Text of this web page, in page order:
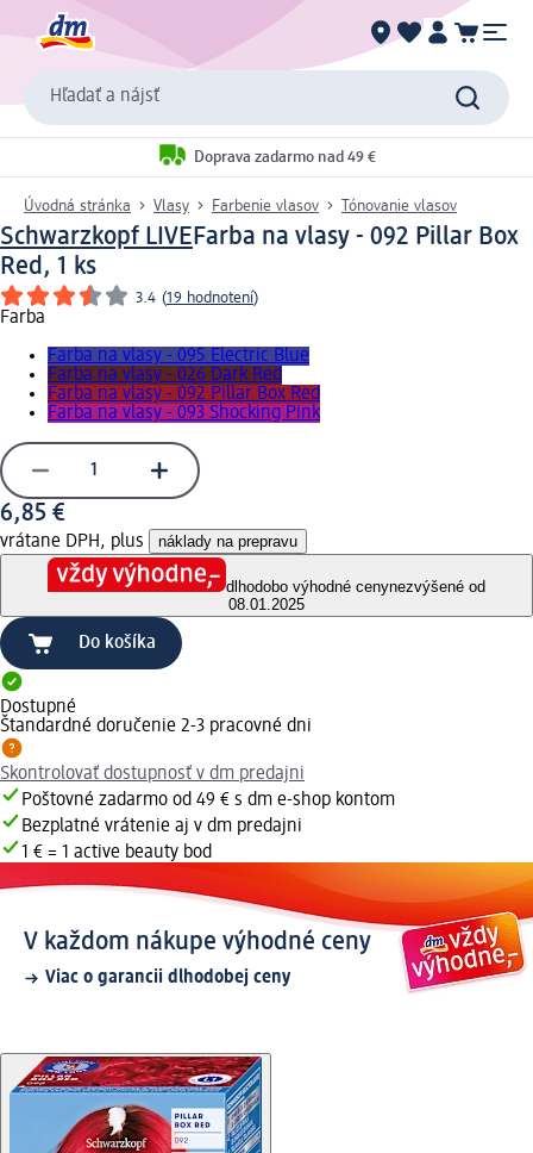
Hľadať a nájsť
Doprava zadarmo nad 49 €
Úvodná stránka Vlasy Farbenie vlasov Tónovanie vlasov
Schwarzkopf LIVEFarba na vlasy - 092 Pillar Box
Red, 1 ks
3.4 (19 hodnotení)
Farba
Farba na vlasy - 095 Electric Blue
Farba na vlasy - 026 Dark Red
Farba na vlasy - 092 Pillar Box Red
Farba na vlasy - 093 Shocking Pink
6,85 €
vrátane DPH, plus náklady na prepravu
dlhodobo výhodné cenynezvýšené od
08.01.2025
Do košíka
Dostupné
Štandardné doručenie 2-3 pracovné dni
Skontrolovať dostupnosť v dm predajni
Poštovné zadarmo od 49 € s dm e-shop kontom
Bezplatné vrátenie aj v dm predajni
1 € = 1 active beauty bod
V každom nákupe výhodné ceny
Viac o garancii dlhodobej ceny